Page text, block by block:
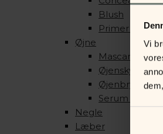
Vi
Blush
Primer &
Øjne
Mascara &
Øjenskygge
Øjenbryn
Serum &
Negle
Læber